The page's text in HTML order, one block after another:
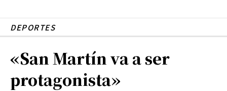
DEPORTES
«San Martín va a ser
protagonista»